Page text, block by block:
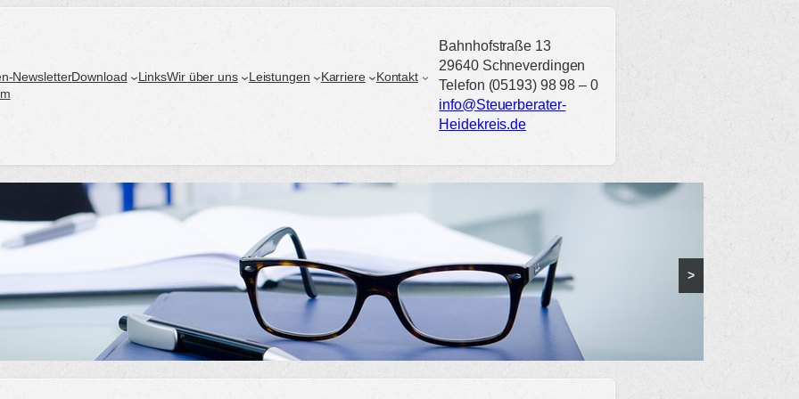
NewsletterDownload LinksWir über uns Leistungen Karriere
Kontakt
Bahnhofstraße 13
29640 Schneverdingen
Telefon (05193) 98 98 – 0
info@Steuerberater-
Heidekreis.de
>